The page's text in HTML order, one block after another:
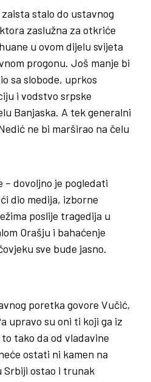
stalo do ustavnog
zaslužna za otkriće
u ovom dijelu svijeta
progonu. Još manje bi
sa slobode, uprkos
i vodstvo srpske
Banjaska. A tek generalni
ne bi marširao na čelu
– dovoljno je pogledati
dio medija, izborne
poslije tragedija u
Orašju i bahaćenje
sve bude jasno.
poretka govore Vučić,
upravo su oni ti koji ga iz
tako da od vladavine
ostati ni kamen na
Srbiji ostao i trunak